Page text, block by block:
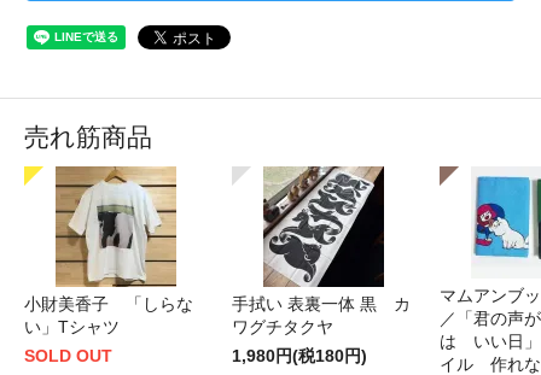
売れ筋商品
小財美香子 「しらな
い」Tシャツ
SOLD OUT
手拭い 表裏一体 黒 カ
ワグチタクヤ
1,980円(税180円)
マムアンブ
／「君の声
は いい日」
イル 作れ